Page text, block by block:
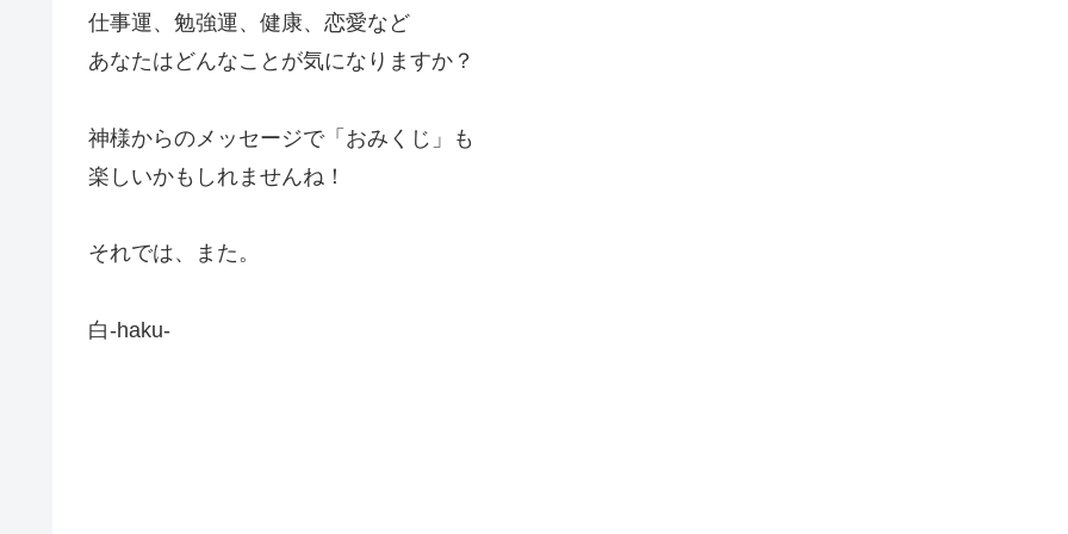
仕事運、勉強運、健康、恋愛など
あなたはどんなことが気になりますか？
神様からのメッセージで「おみくじ」も
楽しいかもしれませんね！
それでは、また。
白-haku-